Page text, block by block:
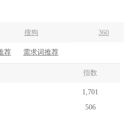
搜狗 360
荐 需求词推荐
指数
1,701
506